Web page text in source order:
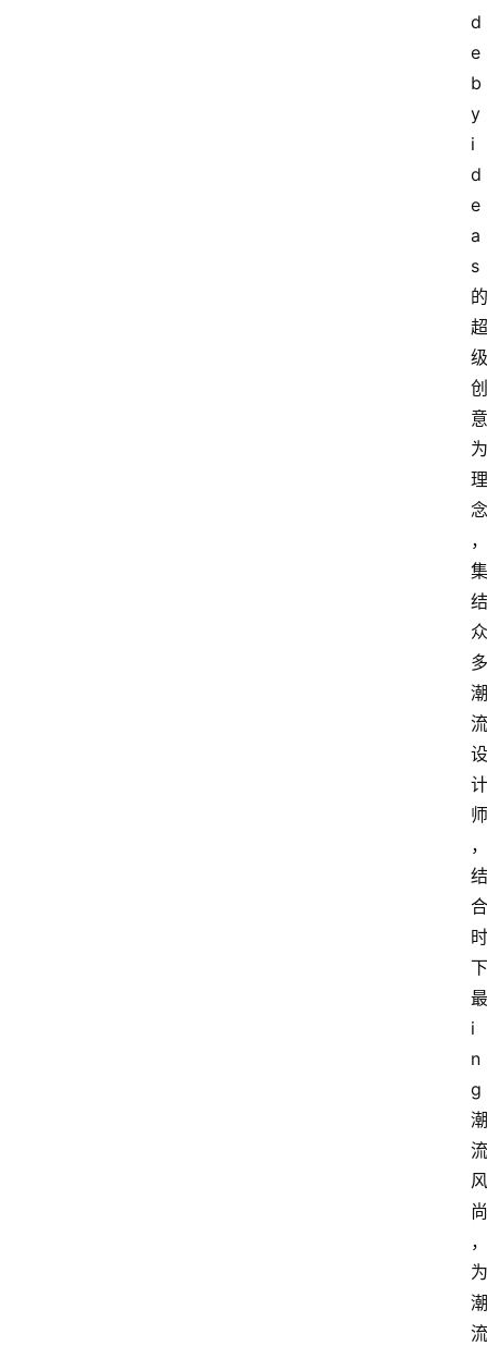
d
e
b
y
i
d
e
a
s
的
超
级
创
意
为
理
念
，
集
结
众
多
潮
流
设
计
师
，
结
合
时
下
最
i
n
g
潮
流
风
尚
，
为
潮
流